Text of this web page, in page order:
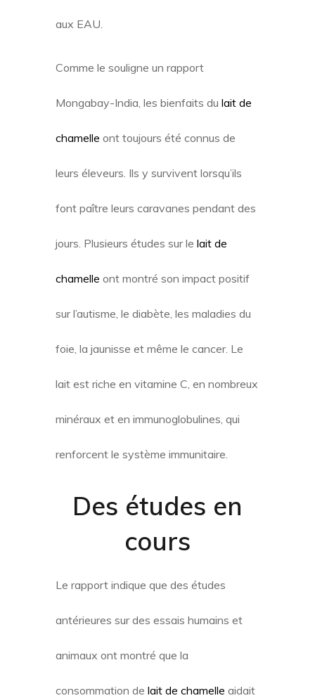
aux EAU.
Comme le souligne un rapport
Mongabay-India, les bienfaits du lait de
chamelle ont toujours été connus de
leurs éleveurs. Ils y survivent lorsqu’ils
font paître leurs caravanes pendant des
jours. Plusieurs études sur le lait de
chamelle ont montré son impact positif
sur l’autisme, le diabète, les maladies du
foie, la jaunisse et même le cancer. Le
lait est riche en vitamine C, en nombreux
minéraux et en immunoglobulines, qui
renforcent le système immunitaire.
Des études en
cours
Le rapport indique que des études
antérieures sur des essais humains et
animaux ont montré que la
consommation de lait de chamelle aidait